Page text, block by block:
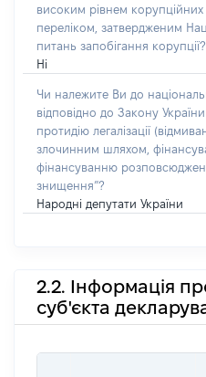
високим рівнем корупційних
переліком, затвердженим
питань запобігання корупції?
Ні
Чи належите Ви до
відповідно до Закону
протидію легалізації
злочинним шляхом,
фінансуванню
знищення”?
Народні депутати України
2.2. Інформація
суб'єкта